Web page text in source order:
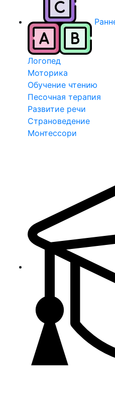
Логопед
Моторика
Обучение чтению
Песочная терапия
Развитие речи
Страноведение
Монтессори